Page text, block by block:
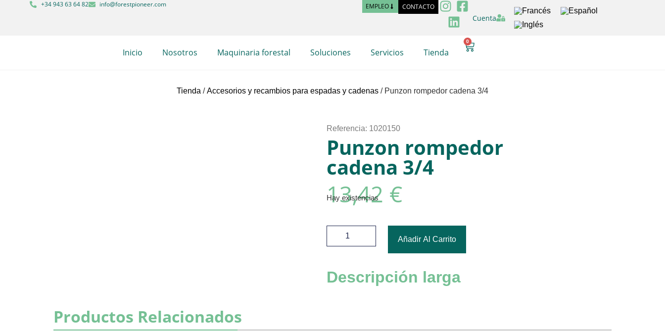
+34 943 63 64 82 info@forestpioneer.com EMPLEO CONTACTO
Cuenta
Inicio Nosotros Maquinaria forestal Soluciones Servicios Tienda
0
Tienda /Accesorios y recambios para espadas y cadenas / Punzon rompedor cadena 3/4
Referencia: 1020150
Punzon rompedor
cadena 3/4
13,42 €
Hay existencias
Añadir Al Carrito
Descripción larga
Productos Relacionados